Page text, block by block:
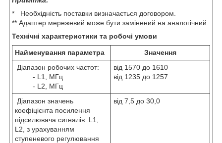
* Необхідність поставки визначається договором.
** Адаптер мережевий може бути замінений на аналогічний.
Технічні характеристики та робочі умови
Найменування параметра
Значення
Діапазон робочих частот:
- L1, МГц
- L2, МГц
від 1570 до 1610
від 1235 до 1257
Діапазон значень
коефіцієнта посилення
підсилювача сигналів L1,
L2, з урахуванням
ступеневого регулювання
від 7,5 до 30,0